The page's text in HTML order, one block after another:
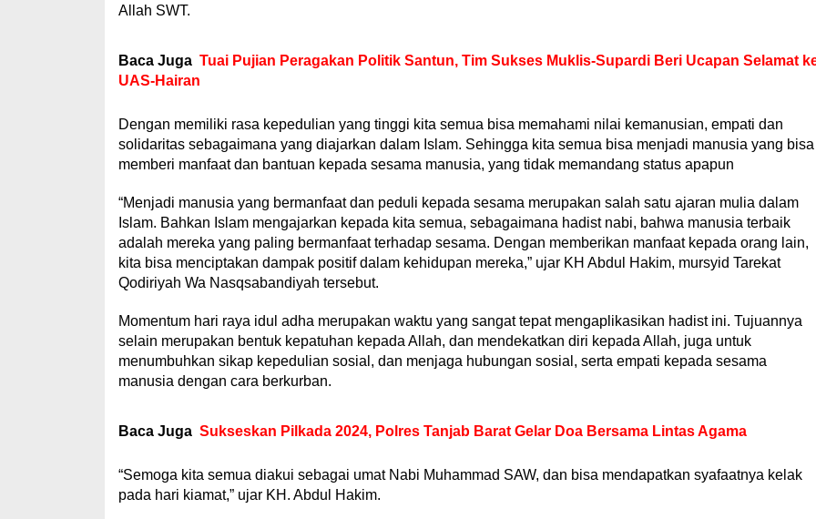
Allah SWT.
Baca Juga Tuai Pujian Peragakan Politik Santun, Tim Sukses Muklis-Supardi Beri Ucapan Selamat
UAS-Hairan
Dengan memiliki rasa kepedulian yang tinggi kita semua bisa memahami nilai kemanusian, empati dan
solidaritas sebagaimana yang diajarkan dalam Islam. Sehingga kita semua bisa menjadi manusia yang bisa
memberi manfaat dan bantuan kepada sesama manusia, yang tidak memandang status apapun
“Menjadi manusia yang bermanfaat dan peduli kepada sesama merupakan salah satu ajaran mulia dalam
Islam. Bahkan Islam mengajarkan kepada kita semua, sebagaimana hadist nabi, bahwa manusia terbaik
adalah mereka yang paling bermanfaat terhadap sesama. Dengan memberikan manfaat kepada orang lain,
kita bisa menciptakan dampak positif dalam kehidupan mereka,” ujar KH Abdul Hakim, mursyid Tarekat
Qodiriyah Wa Nasqsabandiyah tersebut.
Momentum hari raya idul adha merupakan waktu yang sangat tepat mengaplikasikan hadist ini. Tujuannya
selain merupakan bentuk kepatuhan kepada Allah, dan mendekatkan diri kepada Allah, juga untuk
menumbuhkan sikap kepedulian sosial, dan menjaga hubungan sosial, serta empati kepada sesama
manusia dengan cara berkurban.
Baca Juga Sukseskan Pilkada 2024, Polres Tanjab Barat Gelar Doa Bersama Lintas Agama
“Semoga kita semua diakui sebagai umat Nabi Muhammad SAW, dan bisa mendapatkan syafaatnya kelak
pada hari kiamat,” ujar KH. Abdul Hakim.